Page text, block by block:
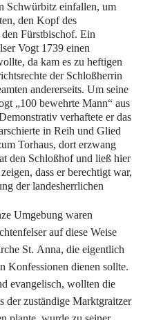
Schwürbitz einfallen, um
den Kopf des
Fürstbischof. Ein
Vogt 1739 einen
da kam es zu heftigen
der Schloßherrin
andererseits. Um seine
„100 bewehrte Mann“ aus
verhaftete er das
in Reih und Glied
Torhaus, dort erzwang
den Schloßhof und ließ hier
dass er berechtigt war,
der landesherrlichen
Umgebung waren
auf diese Weise
St. Anna, die eigentlich
Konfessionen dienen sollte.
evangelisch, wollten die
der zuständige Marktgraitzer